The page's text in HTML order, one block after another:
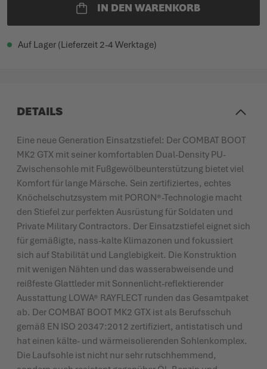
IN DEN WARENKORB
Auf Lager (Lieferzeit 2-4 Werktage)
DETAILS
Eine neue Generation Einsatzstiefel: Der COMBAT BOOT
MK2 GTX mit seiner komfortablen Dual-Density PU-
Zwischensohle mit Fußgewölbeunterstützung bietet viel
Komfort für lange Märsche. Sein zertifiziertes, echtes
Knöchelschutzsystem mit PORON®-Technologie macht
den Stiefel zur perfekten Ausrüstung für Soldaten und
Private Military Contractors. Der Einsatzstiefel eignet sich
für gemäßigte, nass-kalte Klimazonen und fokussiert
sich auf Stabilität und Langlebigkeit. Die Konstruktion
mit wenigen Nähten und das wasserabweisende und
reißfeste Glattleder mit Sonnenlicht-reflektierender
Ausstattung LOWA® RAYFLECT runden das Gesamtpaket
ab. Der COMBAT BOOT MK2 GTX ist als Berufsschuh
gemäß EN ISO 20347:2012 zertifiziert, antistatisch und
hat einen kälte- und wärmeisolierenden Sohlenkomplex.
Die Laufsohle ist nicht nur sehr rutschhemmend,